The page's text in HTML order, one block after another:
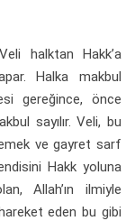
halktan Hakk’a
Halka makbul
gereğince, önce
sayılır. Veli, bu
ve gayret sarf
Hakk yoluna
Allah’ın ilmiyle
eden bu gibi